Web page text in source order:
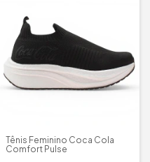
Tênis Feminino Coca Cola
Comfort Pulse